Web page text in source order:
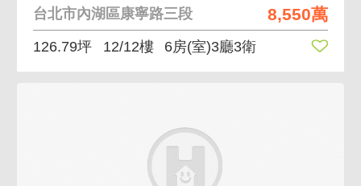
8,550萬
台北市內湖區康寧路三段
126.79坪 12/12樓 6房(室)3廳3衛